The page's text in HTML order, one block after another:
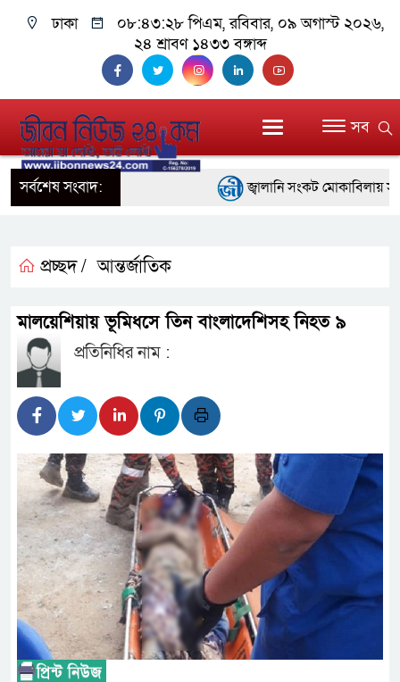
ঢাকা ০৮:৪৩:২৯ পিএম, রবিবার, ০৯ অগাস্ট ২০২৬,
২৪ শ্রাবণ ১৪৩৩ বঙ্গাব্দ
সব
সর্বশেষ সংবাদ:
জ্বালানি সংকট মোকাবিলায়
সিএমএসএফ পুঁজিবাজারে
নিয়েছে সরকার
নদী দূষণ রোধে সমন্বিত
নেই : প্রধানমন্ত্রী
লালমনিরহাটে মাদকসহ
ওমানের সঙ্গে ইরানের হরমুজ
আত-তানযীল ইনস্টিটিউট
প্রচ্ছদ / আন্তর্জাতিক
মালয়েশিয়ায় ভূমিধসে তিন বাংলাদেশিসহ নিহত ৯
প্রতিনিধির নাম :